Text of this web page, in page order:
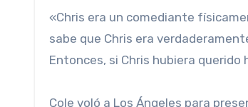
«Chris era un comediante
sabe que Chris era
Entonces, si Chris hubiera
Cole voló a Los Ángeles para